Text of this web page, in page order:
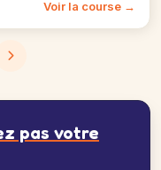
Voir la course →
pas votre